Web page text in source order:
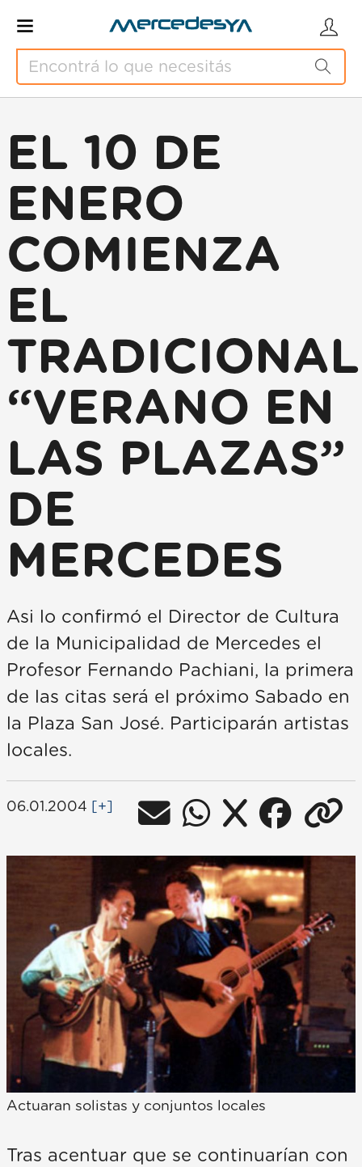
EL 10 DE
ENERO
COMIENZA
EL
TRADICIONAL
“VERANO EN
LAS PLAZAS”
DE
MERCEDES
Asi lo confirmó el Director de Cultura
de la Municipalidad de Mercedes el
Profesor Fernando Pachiani, la primera
de las citas será el próximo Sabado en
la Plaza San José. Participarán artistas
locales.
06.01.2004 [+]
Actuaran solistas y conjuntos locales
Tras acentuar que se continuarían con